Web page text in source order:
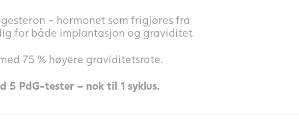
– hormonet som frigjøres fra
for både implantasjon og graviditet.
75 % høyere graviditetsrate.
5 PdG-tester – nok til 1 syklus.